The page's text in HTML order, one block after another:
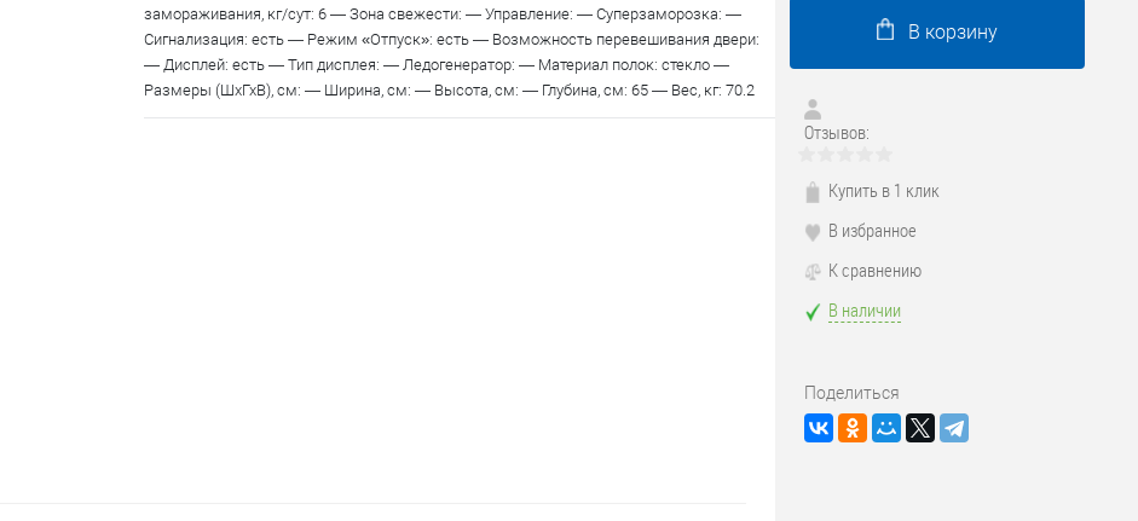
замораживания, кг/сут: 6 — Зона свежести: — Управление: — Суперзаморозка: —
Сигнализация: есть — Режим «Отпуск»: есть — Возможность перевешивания двери:
— Дисплей: есть — Тип дисплея: — Ледогенератор: — Материал полок: стекло —
Размеры (ШхГхВ), см: — Ширина, см: — Высота, см: — Глубина, см: 65 — Вес, кг: 70.2
В корзину
Отзывов:
Купить в 1 клик
В избранное
К сравнению
В наличии
Поделиться